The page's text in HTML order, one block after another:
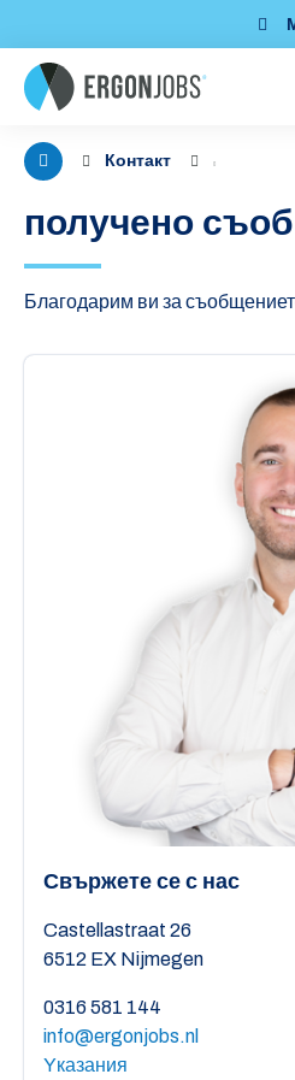
Контакт
получено
Благодарим ви за
Свържете се с нас
Castellastraat 26
6512 EX Nijmegen
0316 581 144
info@ergonjobs.nl
Yказания